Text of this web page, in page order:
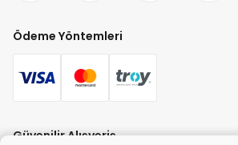
Ödeme Yöntemleri
Güvenilir Alışveriş